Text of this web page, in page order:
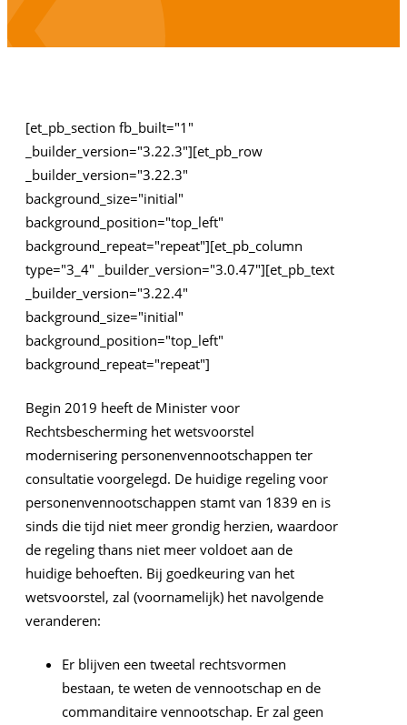
[et_pb_section fb_built="1"
_builder_version="3.22.3"][et_pb_row
_builder_version="3.22.3"
background_size="initial"
background_position="top_left"
background_repeat="repeat"][et_pb_column
type="3_4" _builder_version="3.0.47"][et_pb_text
_builder_version="3.22.4"
background_size="initial"
background_position="top_left"
background_repeat="repeat"]
Begin 2019 heeft de Minister voor
Rechtsbescherming het wetsvoorstel
modernisering personenvennootschappen ter
consultatie voorgelegd. De huidige regeling voor
personenvennootschappen stamt van 1839 en is
sinds die tijd niet meer grondig herzien, waardoor
de regeling thans niet meer voldoet aan de
huidige behoeften. Bij goedkeuring van het
wetsvoorstel, zal (voornamelijk) het navolgende
veranderen:
Er blijven een tweetal rechtsvormen
bestaan, te weten de vennootschap en de
commanditaire vennootschap. Er zal geen